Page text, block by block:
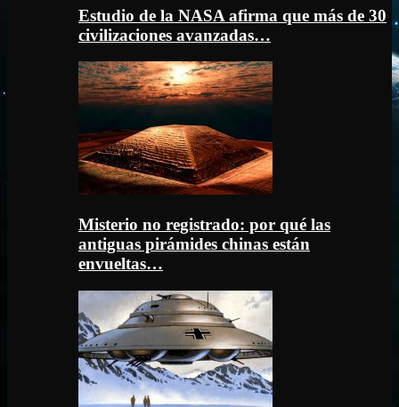
Estudio de la NASA afirma que más de 30
civilizaciones avanzadas…
Misterio no registrado: por qué las
antiguas pirámides chinas están
envueltas…